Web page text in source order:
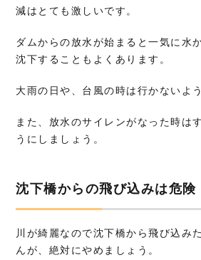
減はとても激しいです。
ダムからの放水が始まると一気に水
沈下することもよくあります。
大雨の日や、台風の時は行かないよ
また、放水のサイレンがなった時は
うにしましょう。
沈下橋からの飛び込みは危険
川が綺麗なので沈下橋から飛び込み
んが、絶対にやめましょう。